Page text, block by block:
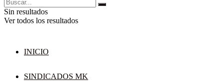
Sin resultados
Ver todos los resultados
INICIO
SINDICADOS MK